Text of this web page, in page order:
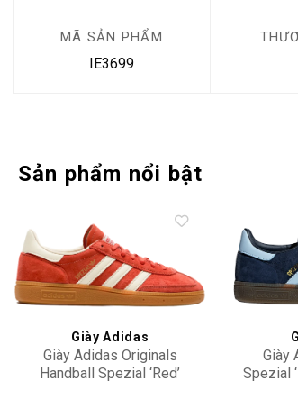
MÃ SẢN PHẨM
IE3699
Sản phẩm nổi bật
Add to
wishlist
Giày Adidas
Giày Adidas Originals
Handball Spezial ‘Red’
Giày
Spezial